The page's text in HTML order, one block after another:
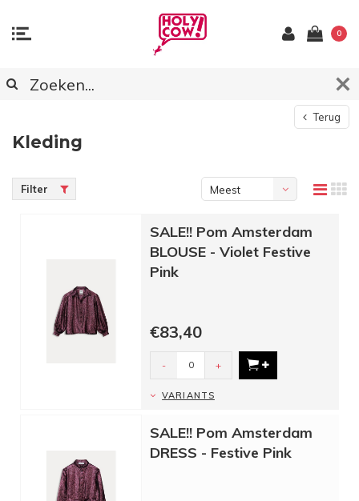
0
Terug
Kleding
Filter
Meest
SALE!! Pom Amsterdam
BLOUSE - Violet Festive
Pink
€83,40
- +
VARIANTS
SALE!! Pom Amsterdam
DRESS - Festive Pink